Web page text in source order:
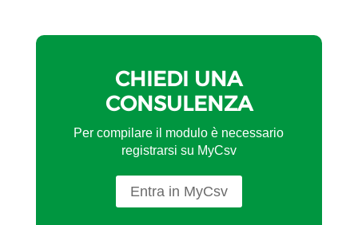
CHIEDI UNA
CONSULENZA
Per compilare il modulo è necessario
registrarsi su MyCsv
Entra in MyCsv